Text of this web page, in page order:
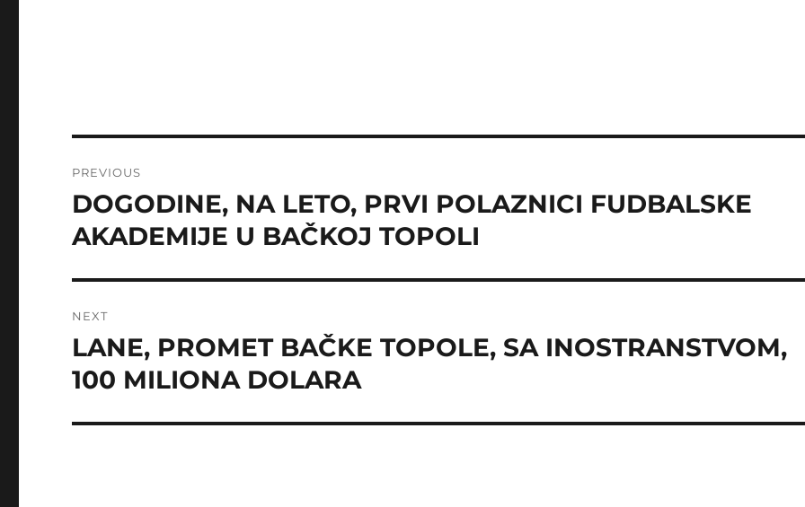
navigation
PREVIOUS
Previous
post:
DOGODINE, NA LETO, PRVI POLAZNICI FUDBALSKE
AKADEMIJE U BAČKOJ TOPOLI
NEXT
Next
post:
LANE, PROMET BAČKE TOPOLE, SA INOSTRANSTVOM,
100 MILIONA DOLARA